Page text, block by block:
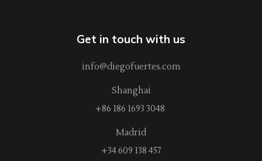
Get in touch with us
info@diegofuertes.com
Shanghai
+86 186 1693 3048
Madrid
+34 609 138 457